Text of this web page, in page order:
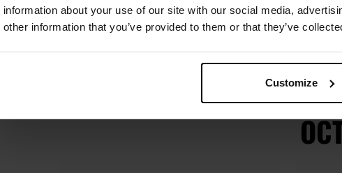
information about your use of our site with our social media,
other information that you’ve provided to them or that they’ve
Customize
Показувати на кожній сторінц